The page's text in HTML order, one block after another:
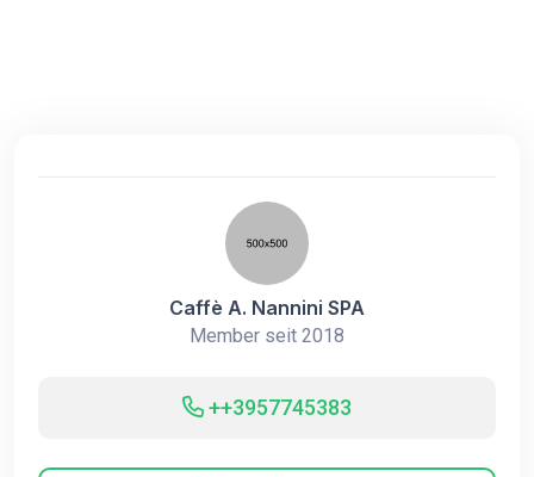
Caffè A. Nannini SPA
Member seit 2018
++3957745383